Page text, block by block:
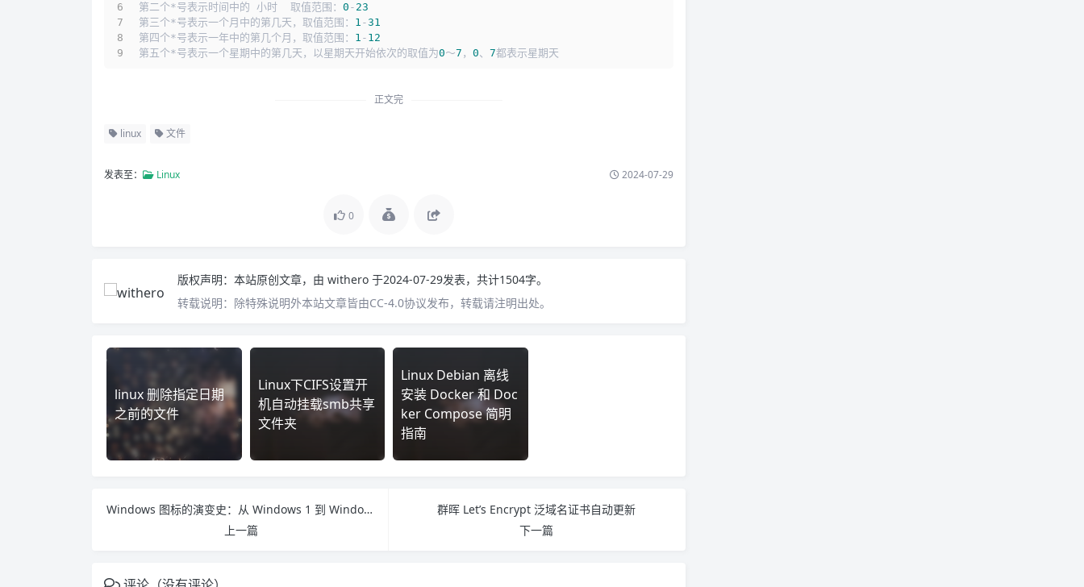
第二个*号表示时间中的 小时  取值范围： 0 - 23
第三个*号表示一个月中的第几天，取值范围： 1 -31
第四个*号表示一年中的第几个月，取值范围： 1 - 12
第五个*号表示一个星期中的第几天，以星期天开始依次的取值为0～7 ， 0、 7都表示星期天
正文完
linux 文件
发表至： Linux 2024-07-29
0
版权声明： 本站原创文章，由 withero 于2024-07-29发表，共计1504字。
转载说明： 除特殊说明外本站文章皆由CC-4.0协议发布，转载请注明出处。
linux 删除指定日期
之前的文件
Linux下CIFS设置开
机自动挂载smb共享
文件夹
Linux Debian 离线
安装 Docker 和 Doc
ker Compose 简明
指南
Windows 图标的演变史：从 Windows 1 到 Windows 11
上一篇
群晖 Let’s Encrypt 泛域名证书自动更新
下一篇